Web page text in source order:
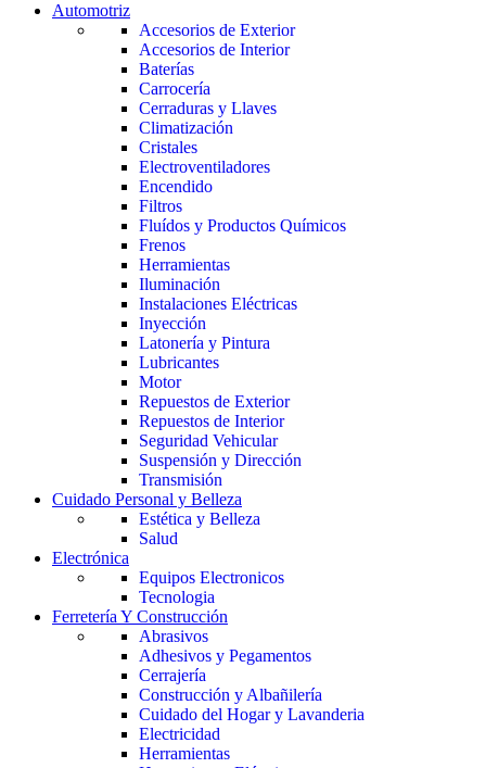
Automotriz
Accesorios de Exterior
Accesorios de Interior
Baterías
Carrocería
Cerraduras y Llaves
Climatización
Cristales
Electroventiladores
Encendido
Filtros
Fluídos y Productos Químicos
Frenos
Herramientas
Iluminación
Instalaciones Eléctricas
Inyección
Latonería y Pintura
Lubricantes
Motor
Repuestos de Exterior
Repuestos de Interior
Seguridad Vehicular
Suspensión y Dirección
Transmisión
Cuidado Personal y Belleza
Estética y Belleza
Salud
Electrónica
Equipos Electronicos
Tecnologia
Ferretería Y Construcción
Abrasivos
Adhesivos y Pegamentos
Cerrajería
Construcción y Albañilería
Cuidado del Hogar y Lavanderia
Electricidad
Herramientas